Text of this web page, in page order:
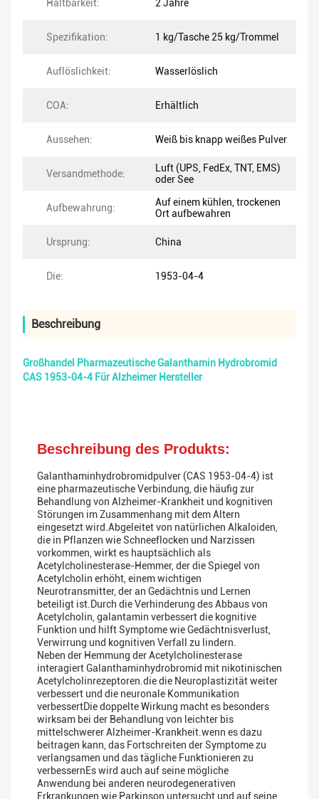
Haltbarkeit: 2 Jahre
Spezifikation: 1 kg/Tasche 25 kg/Trommel
Auflöslichkeit: Wasserlöslich
COA: Erhältlich
Aussehen: Weiß bis knapp weißes Pulver
Versandmethode:
Luft (UPS, FedEx, TNT, EMS)
oder See
Aufbewahrung:
Auf einem kühlen, trockenen
Ort aufbewahren
Ursprung: China
Die: 1953-04-4
Beschreibung
Großhandel Pharmazeutische Galanthamin Hydrobromid
CAS 1953-04-4 Für Alzheimer Hersteller
Beschreibung des Produkts:
Galanthaminhydrobromidpulver (CAS 1953-04-4) ist
eine pharmazeutische Verbindung, die häufig zur
Behandlung von Alzheimer-Krankheit und kognitiven
Störungen im Zusammenhang mit dem Altern
eingesetzt wird.Abgeleitet von natürlichen Alkaloiden,
die in Pflanzen wie Schneeflocken und Narzissen
vorkommen, wirkt es hauptsächlich als
Acetylcholinesterase-Hemmer, der die Spiegel von
Acetylcholin erhöht, einem wichtigen
Neurotransmitter, der an Gedächtnis und Lernen
beteiligt ist.Durch die Verhinderung des Abbaus von
Acetylcholin, galantamin verbessert die kognitive
Funktion und hilft Symptome wie Gedächtnisverlust,
Verwirrung und kognitiven Verfall zu lindern.
Neben der Hemmung der Acetylcholinesterase
interagiert Galanthaminhydrobromid mit nikotinischen
Acetylcholinrezeptoren.die die Neuroplastizität weiter
verbessert und die neuronale Kommunikation
verbessertDie doppelte Wirkung macht es besonders
wirksam bei der Behandlung von leichter bis
mittelschwerer Alzheimer-Krankheit.wenn es dazu
beitragen kann, das Fortschreiten der Symptome zu
verlangsamen und das tägliche Funktionieren zu
verbessernEs wird auch auf seine mögliche
Anwendung bei anderen neurodegenerativen
Erkrankungen wie Parkinson untersucht und auf seine